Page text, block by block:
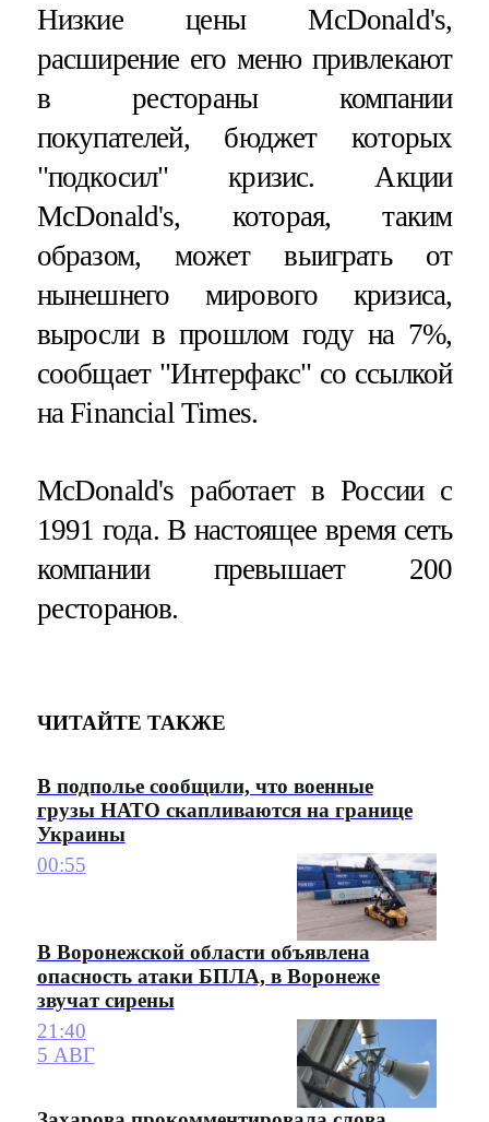
Низкие цены McDonald's,
расширение его меню привлекают
в рестораны компании
покупателей, бюджет которых
"подкосил" кризис. Акции
McDonald's, которая, таким
образом, может выиграть от
нынешнего мирового кризиса,
выросли в прошлом году на 7%,
сообщает "Интерфакс" со ссылкой
на Financial Times.
McDonald's работает в России с
1991 года. В настоящее время сеть
компании превышает 200
ресторанов.
ЧИТАЙТЕ ТАКЖЕ
В подполье сообщили, что военные
грузы НАТО скапливаются на границе
Украины
00:55
В Воронежской области объявлена
опасность атаки БПЛА, в Воронеже
звучат сирены
21:40
5 АВГ